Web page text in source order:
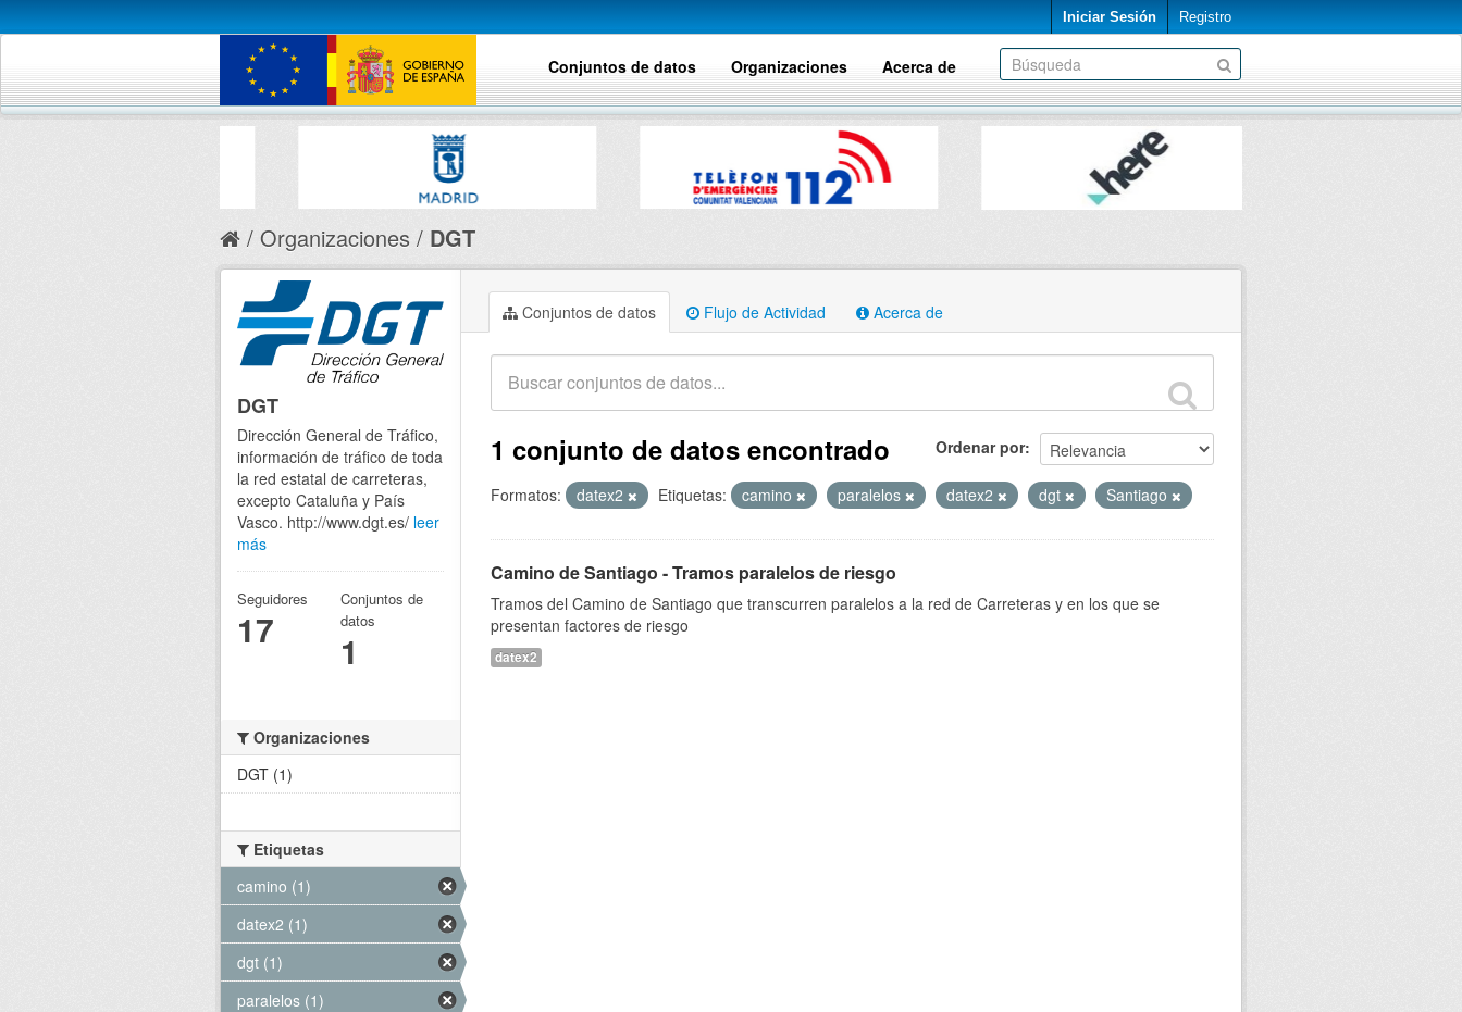
Iniciar Sesión Registro
Conjuntos de datos Organizaciones Acerca de
Organizaciones DGT
Conjuntos de datos Flujo de Actividad Acerca de
Ordenar por
1 conjunto de datos encontrado
Formatos: datex2 Etiquetas: camino paralelos datex2 dgt Santiago
Camino de Santiago - Tramos paralelos de riesgo
Tramos del Camino de Santiago que transcurren paralelos a la red de Carreteras y en los que se
presentan factores de riesgo
datex2
DGT
Dirección General de Tráfico,
información de tráfico de toda
la red estatal de carreteras,
excepto Cataluña y País
Vasco. http://www.dgt.es/ leer
más
Seguidores
17
Conjuntos de
datos
1
Organizaciones
DGT (1)
Etiquetas
camino (1)
datex2 (1)
dgt (1)
paralelos (1)